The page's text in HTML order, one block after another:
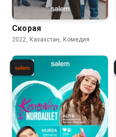
Скорая
2022, Казахстан, Комедия